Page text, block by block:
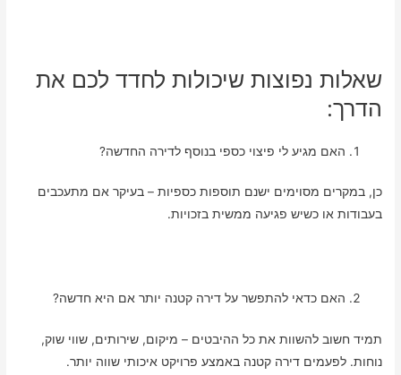
שאלות נפוצות שיכולות לחדד לכם את
הדרך:
האם מגיע לי פיצוי כספי בנוסף לדירה החדשה?
כן, במקרים מסוימים ישנם תוספות כספיות – בעיקר אם מתעכבים
בעבודות או כשיש פגיעה ממשית בזכויות.
האם כדאי להתפשר על דירה קטנה יותר אם היא חדשה?
תמיד חשוב להשוות את כל ההיבטים – מיקום, שירותים, שווי שוק,
נוחות. לפעמים דירה קטנה באמצע פרויקט איכותי שווה יותר.